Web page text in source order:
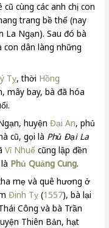
cùng các anh chị con
trang bề thế (nay
Ngạn). Sau đó bà
con dân làng những
Tỵ, thời Hồng
mây bay, bà đã hóa
huyệnĐại An, phủ
cũ, gọi là Phủ Đại La
Vỉ Nhuế cũng lập đền
Phủ Quảng Cung.
mẹ và quê hương ở
Đinh Tỵ (1557), bà lại
Công và bà Trần
Thiên Bản, hạt